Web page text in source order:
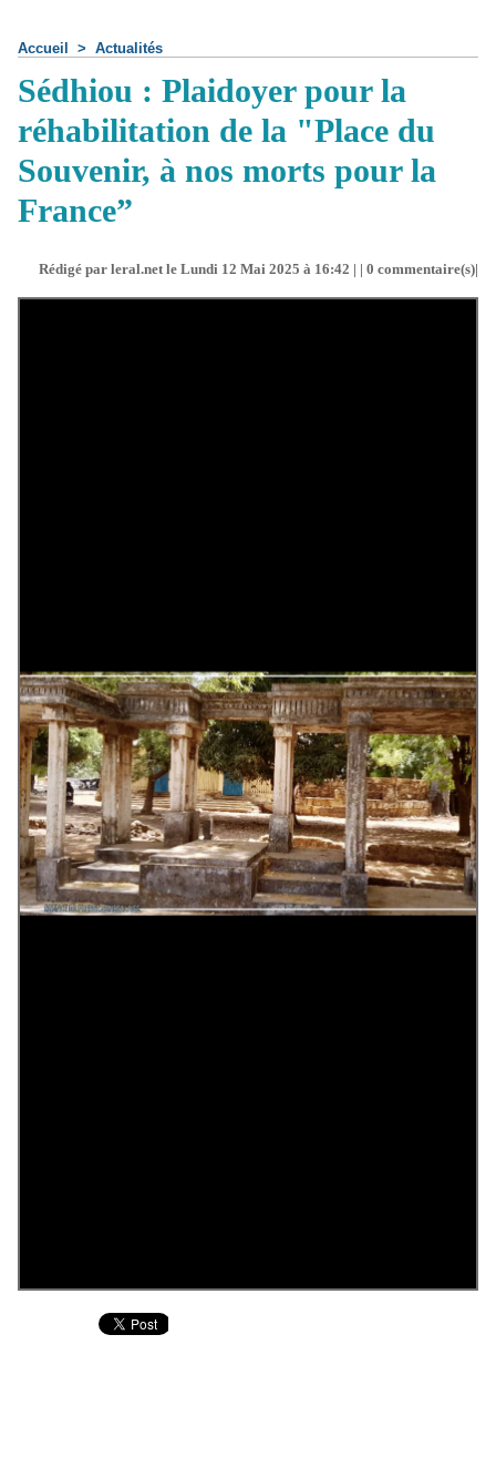
Accueil > Actualités
Sédhiou : Plaidoyer pour la
réhabilitation de la "Place du
Souvenir, à nos morts pour la
France”
Rédigé par leral.net le Lundi 12 Mai 2025 à 16:42 | | 0 commentaire(s)|